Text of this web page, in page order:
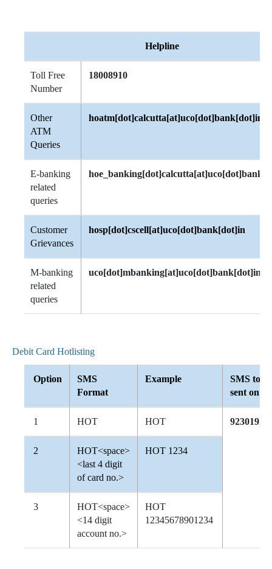
Helpline
Toll Free
Number
18008910
Other
ATM
Queries
hoatm[dot]calcutta[at]uco[dot]bank[dot]in
E-banking
related
queries
Customer
Grievances
hosp[dot]cscell[at]uco[dot]bank[dot]in
M-banking
related
queries
uco[dot]mbanking[at]uco[dot]bank[dot]in
Debit Card Hotlisting
Option
SMS
Format
Example
SMS to be
sent on
1 HOT HOT
2
HOT<space>
<last 4 digit
of card no.>
HOT 1234
3
HOT<space>
<14 digit
account no.>
HOT
12345678901234